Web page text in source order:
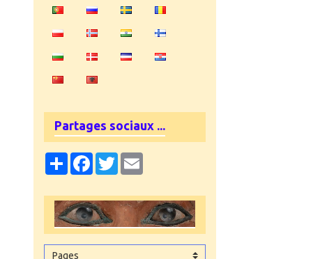
Partages sociaux ...
PartagerFacebook
Twitter